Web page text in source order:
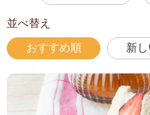
並べ替え
おすすめ順 新